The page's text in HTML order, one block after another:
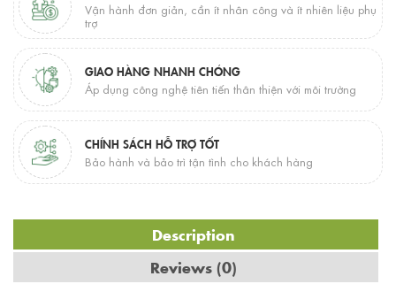
Vận hành đơn giản, cần ít nhân công và ít nhiên liệu phụ
trợ
GIAO HÀNG NHANH CHÓNG
Áp dụng công nghệ tiên tiến thân thiện với môi trường
CHÍNH SÁCH HỖ TRỢ TỐT
Bảo hành và bảo trì tận tình cho khách hàng
Description
Reviews (0)